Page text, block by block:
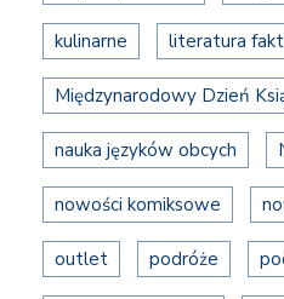
kulinarne literatura
Międzynarodowy Dzień
nauka języków obcych
nowości komiksowe
outlet podróże